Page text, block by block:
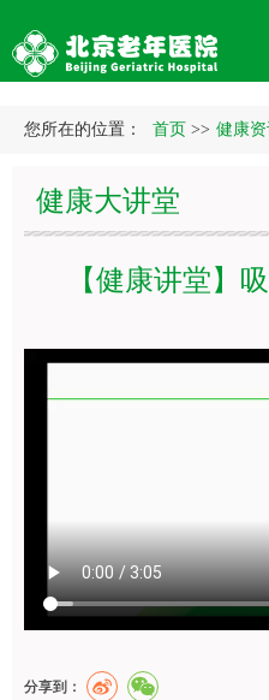
您所在的位置： 首页 >> 健康
健康大讲堂
【健康讲堂】
分享到：